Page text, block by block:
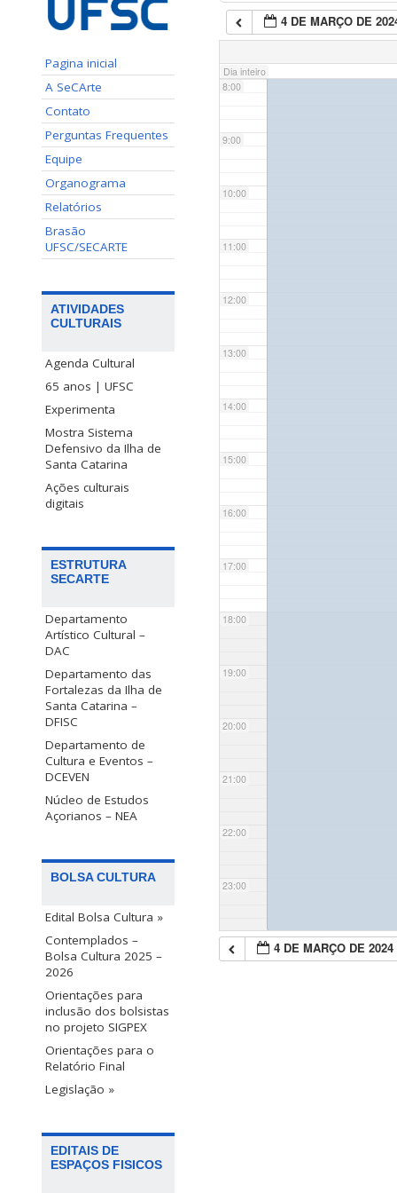
Pagina inicial
A SeCArte
Contato
Perguntas Frequentes
Equipe
Organograma
Relatórios
Brasão
UFSC/SECARTE
ATIVIDADES
CULTURAIS
Agenda Cultural
65 anos | UFSC
Experimenta
Mostra Sistema
Defensivo da Ilha de
Santa Catarina
Ações culturais
digitais
ESTRUTURA
SECARTE
Departamento
Artístico Cultural –
DAC
Departamento das
Fortalezas da Ilha de
Santa Catarina –
DFISC
Departamento de
Cultura e Eventos –
DCEVEN
Núcleo de Estudos
Açorianos – NEA
BOLSA CULTURA
Edital Bolsa Cultura »
Contemplados –
Bolsa Cultura 2025 –
2026
Orientações para
inclusão dos bolsistas
no projeto SIGPEX
Orientações para o
Relatório Final
Legislação »
EDITAIS DE
ESPAÇOS FISICOS
4 DE MARÇO DE
Dia inteiro
7:00
8:00
9:00
10:00
11:00
12:00
13:00
14:00
15:00
16:00
17:00
18:00
19:00
20:00
21:00
22:00
23:00
4 DE MARÇO DE 2024